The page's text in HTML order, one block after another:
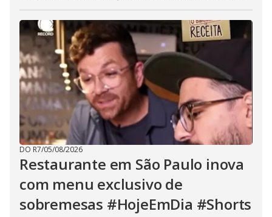
DO R7/05/08/2026
Restaurante em São Paulo inova
com menu exclusivo de
sobremesas #HojeEmDia #Shorts